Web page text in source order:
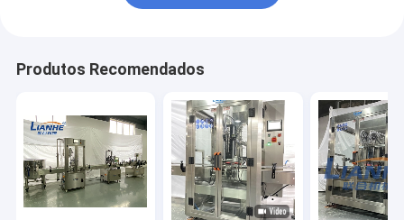
Produtos Recomendados